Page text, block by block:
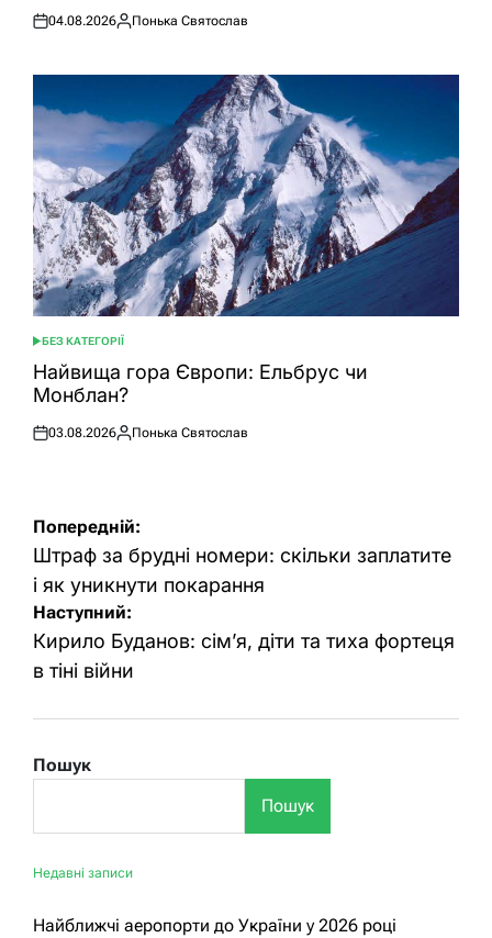
Оприлюднено
04.08.2026
Опубліковано
Понька Святослав
ОПУБЛІКУВАТИ
У
БЕЗ КАТЕГОРІЇ
Найвища гора Європи: Ельбрус чи
Монблан?
Оприлюднено
03.08.2026
Опубліковано
Понька Святослав
Навігація
записів
Попередній:
Штраф за брудні номери: скільки заплатите
і як уникнути покарання
Наступний:
Кирило Буданов: сім’я, діти та тиха фортеця
в тіні війни
Пошук
Пошук
Недавні записи
Найближчі аеропорти до України у 2026 році